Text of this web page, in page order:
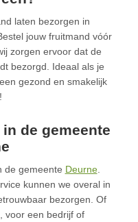
laten bezorgen in
jouw fruitmand vóór
zorgen ervoor dat de
bezorgd. Ideaal als je
gezond en smakelijk
de gemeente
de gemeente Deurne.
kunnen we overal in
bezorgen. Of
voor een bedrijf of